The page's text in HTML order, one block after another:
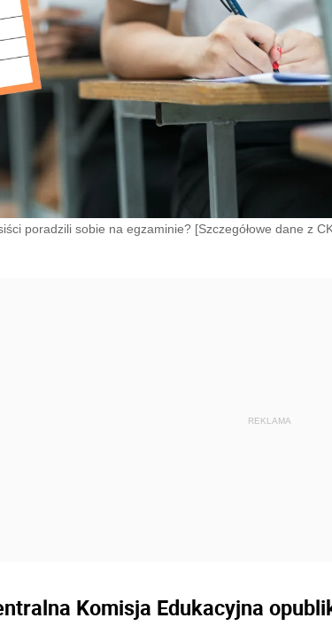
poradzili sobie na egzaminie? [Szczegółowe dane z
Komisja Edukacyjna